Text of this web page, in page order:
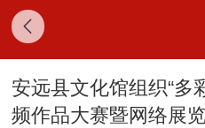
安远县文化馆组织“多
频作品大赛暨网络展